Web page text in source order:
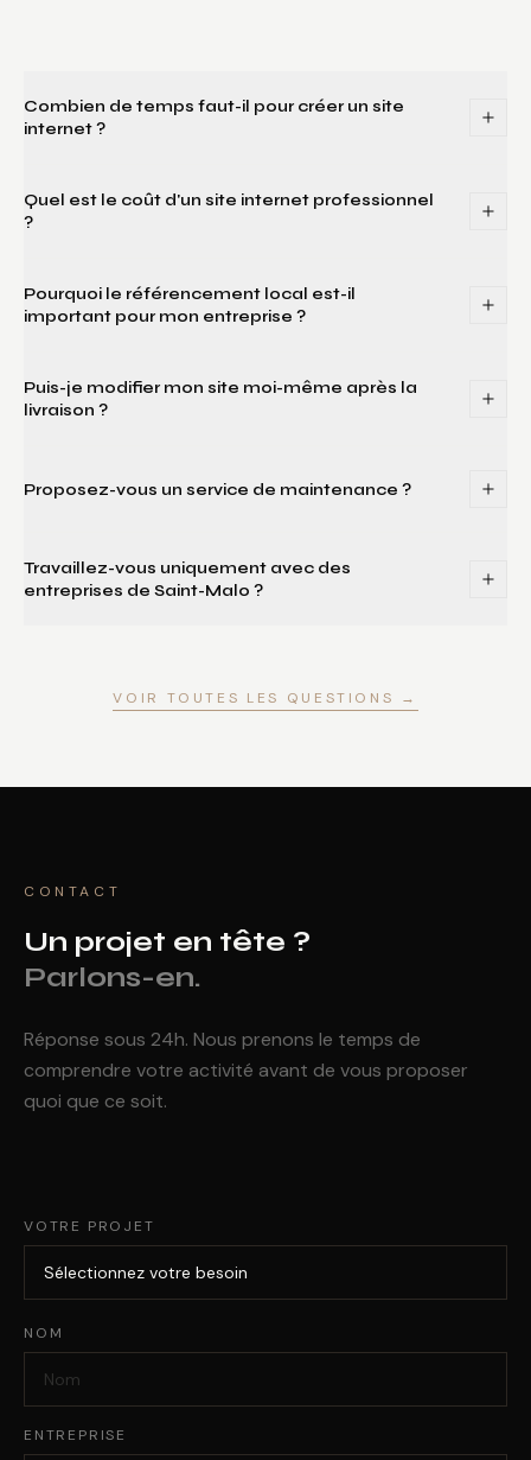
Combien de temps faut-il pour créer un site
internet ?
Quel est le coût d'un site internet professionnel
?
Pourquoi le référencement local est-il
important pour mon entreprise ?
Puis-je modifier mon site moi-même après la
livraison ?
Proposez-vous un service de maintenance ?
Travaillez-vous uniquement avec des
entreprises de Saint-Malo ?
VOIR TOUTES LES QUESTIONS →
CONTACT
Un projet en tête ?
Parlons-en.
Réponse sous 24h. Nous prenons le temps de
comprendre votre activité avant de vous proposer
quoi que ce soit.
VOTRE PROJET
NOM
ENTREPRISE